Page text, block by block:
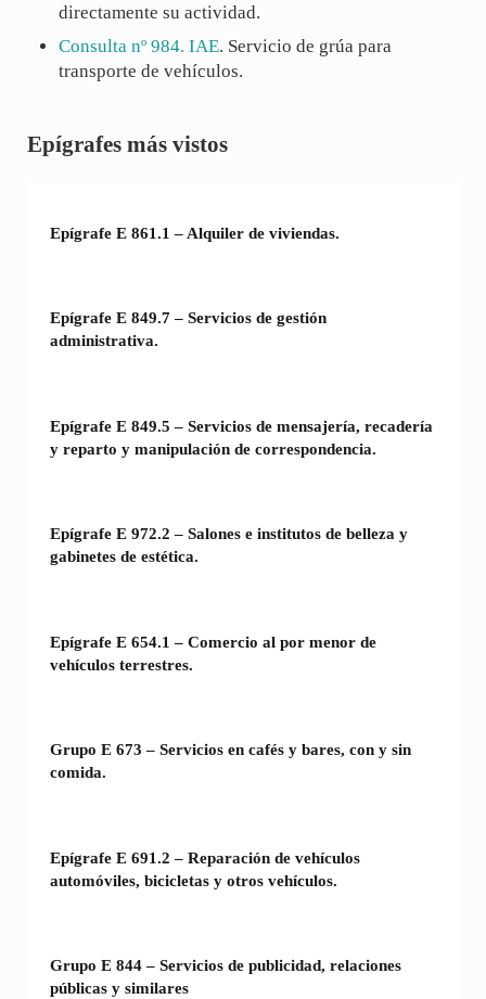
directamente su actividad.
Consulta nº 984. IAE. Servicio de grúa para
transporte de vehículos.
Sidebar
Epígrafes más vistos
Epígrafe E 861.1 – Alquiler de viviendas.
Epígrafe E 849.7 – Servicios de gestión
administrativa.
Epígrafe E 849.5 – Servicios de mensajería, recadería
y reparto y manipulación de correspondencia.
Epígrafe E 972.2 – Salones e institutos de belleza y
gabinetes de estética.
Epígrafe E 654.1 – Comercio al por menor de
vehículos terrestres.
Grupo E 673 – Servicios en cafés y bares, con y sin
comida.
Epígrafe E 691.2 – Reparación de vehículos
automóviles, bicicletas y otros vehículos.
Grupo E 844 – Servicios de publicidad, relaciones
públicas y similares